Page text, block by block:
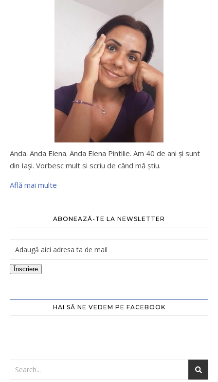
Anda. Anda Elena. Anda Elena Pintilie. Am 40 de ani şi sunt
din Iaşi. Vorbesc mult si scriu de când mă ştiu.
Află mai multe
ABONEAZĂ-TE LA NEWSLETTER
Înscriere
HAI SĂ NE VEDEM PE FACEBOOK